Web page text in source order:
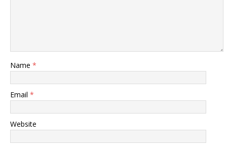
Name *
Email *
Website